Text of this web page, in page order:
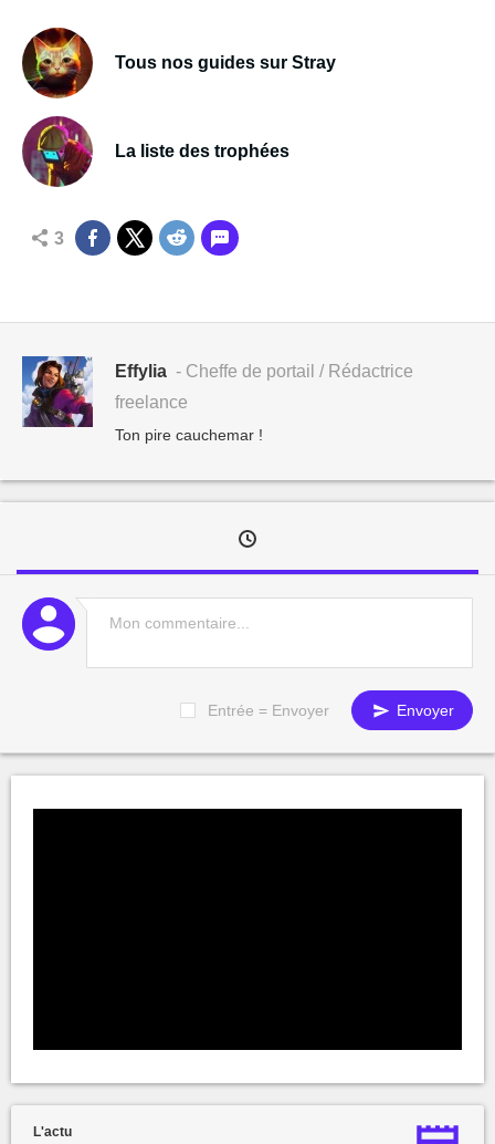
Tous nos guides sur Stray
La liste des trophées
3
Effylia - Cheffe de portail / Rédactrice
freelance
Ton pire cauchemar !
Entrée = Envoyer Envoyer
L'actu